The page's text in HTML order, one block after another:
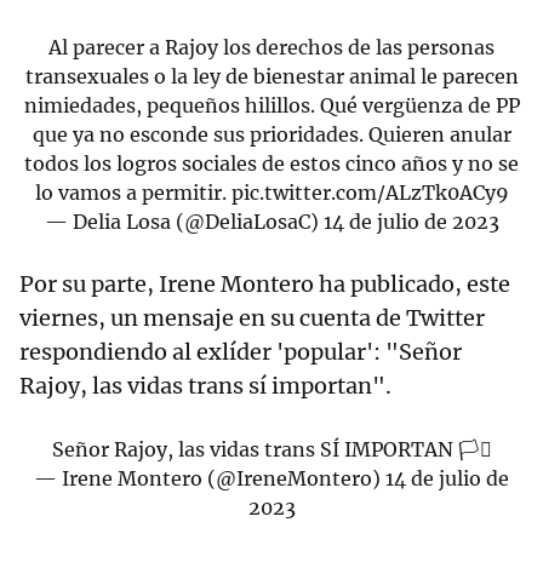
Al parecer a Rajoy los derechos de las personas
transexuales o la ley de bienestar animal le parecen
nimiedades, pequeños hilillos. Qué vergüenza de PP
que ya no esconde sus prioridades. Quieren anular
todos los logros sociales de estos cinco años y no se
lo vamos a permitir. pic.twitter.com/ALzTk0ACy9
— Delia Losa (@DeliaLosaC) 14 de julio de 2023
Por su parte, Irene Montero ha publicado, este
viernes, un mensaje en su cuenta de Twitter
respondiendo al exlíder 'popular': "Señor
Rajoy, las vidas trans sí importan".
Señor Rajoy, las vidas trans SÍ IMPORTAN 🏳️‍⚧️
— Irene Montero (@IreneMontero) 14 de julio de
2023